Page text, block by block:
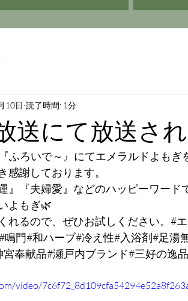
送にて放送され
10日 読了時間: 1分
ふろいで～』にてエメラルドよも
感謝しております。
』『夫婦愛』などのハッピーワード
よもぎ🌿
れるので、ぜひお試しください。#
鳴門#和ハーブ#冷え性#入浴剤#足湯
奉献品#瀬戸内ブランド#三好の逸
video/